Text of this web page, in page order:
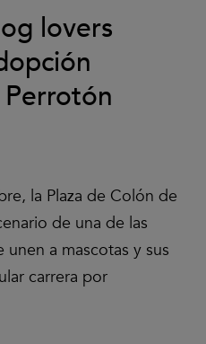
lovers
la Plaza de Colón de
de una de las
a mascotas y sus
carrera por